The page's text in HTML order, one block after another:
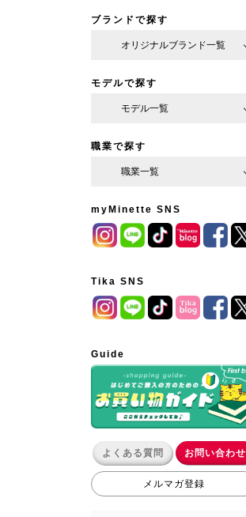
ブランドで探す
オリジナルブランド一覧
モデルで探す
モデル一覧
職業で探す
職業一覧
myMinette SNS
Tika SNS
Guide
よくある質問 お問い合わせ
メルマガ登録